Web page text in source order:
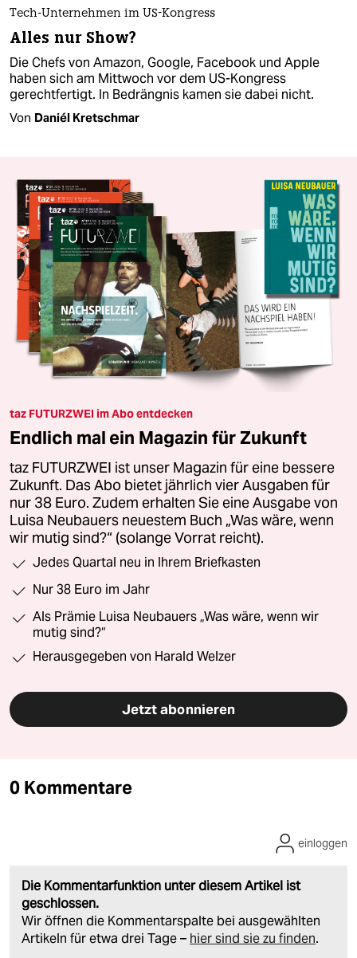
Tech-Unternehmen im US-Kongress
Alles nur Show?
Die Chefs von Amazon, Google, Facebook und Apple
haben sich am Mittwoch vor dem US-Kongress
gerechtfertigt. In Bedrängnis kamen sie dabei nicht.
Von Daniél Kretschmar
taz FUTURZWEI im Abo entdecken
Endlich mal ein Magazin für Zukunft
taz FUTURZWEI ist unser Magazin für eine bessere
Zukunft. Das Abo bietet jährlich vier Ausgaben für
nur 38 Euro. Zudem erhalten Sie eine Ausgabe von
Luisa Neubauers neuestem Buch „Was wäre, wenn
wir mutig sind?“ (solange Vorrat reicht).
Jedes Quartal neu in Ihrem Briefkasten
Nur 38 Euro im Jahr
Als Prämie Luisa Neubauers „Was wäre, wenn wir
mutig sind?“
Herausgegeben von Harald Welzer
Jetzt abonnieren
0 Kommentare
Die Kommentarfunktion unter diesem Artikel ist
geschlossen.
Wir öffnen die Kommentarspalte bei ausgewählten
Artikeln für etwa drei Tage – hier sind sie zu finden.
einloggen